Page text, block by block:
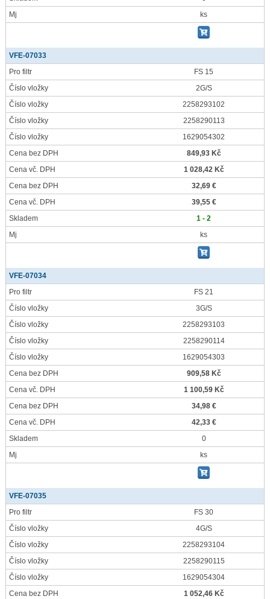
Mj
ks
VFE-07033
Pro filtr
FS 15
Číslo vložky
2G/S
Číslo vložky
2258293102
Číslo vložky
2258290113
Číslo vložky
1629054302
Cena bez DPH
849,93 Kč
Cena vč. DPH
1 028,42 Kč
Cena bez DPH
32,69 €
Cena vč. DPH
39,55 €
Skladem
1 - 2
Mj
ks
VFE-07034
Pro filtr
FS 21
Číslo vložky
3G/S
Číslo vložky
2258293103
Číslo vložky
2258290114
Číslo vložky
1629054303
Cena bez DPH
909,58 Kč
Cena vč. DPH
1 100,59 Kč
Cena bez DPH
34,98 €
Cena vč. DPH
42,33 €
Skladem
0
Mj
ks
VFE-07035
Pro filtr
FS 30
Číslo vložky
4G/S
Číslo vložky
2258293104
Číslo vložky
2258290115
Číslo vložky
1629054304
Cena bez DPH
1 052,46 Kč